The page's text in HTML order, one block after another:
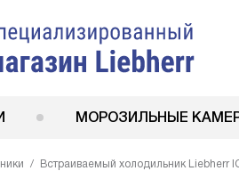
МОРОЗИЛЬНЫЕ
Встраиваемый холодильник Liebherr